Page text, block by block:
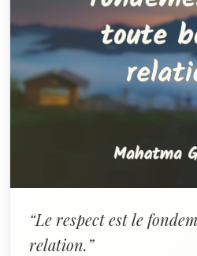
“Le respect est le
relation.”